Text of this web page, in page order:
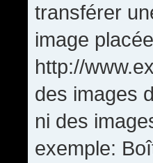
transférer
image
http://
des images
ni des
exemple: